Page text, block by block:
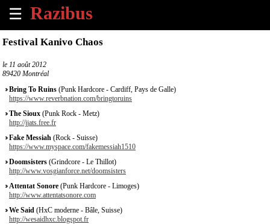
☰
×
Tous
les
évènements
à
venir
Annoncer
un
évènement
Contact
Festival Kanivo Chaos
le 11 août 2012
89420 Montréal
Bring To Ruins (Punk Hardcore - Cardiff, Pays de Galle)
https://www.reverbnation.com/bringtoruins
The Sioux (Punk Rock - Metz)
http://jjats.free.fr
Fake Messiah (Rock - Suisse)
https://www.myspace.com/fakemessiah1510
Doomsisters (Grindcore - Le Thillot)
http://www.vosgianforce.net/doomsisters
Attentat Sonore (Punk Hardcore - Limoges)
http://www.attentatsonore.com
We Said (HxC moderne - Bâle, Suisse)
http://wesaidhxc.blogspot.fr